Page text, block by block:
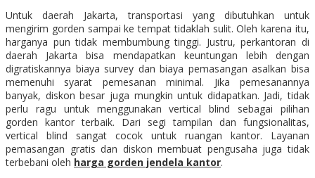
Untuk daerah Jakarta, transportasi yang dibutuhkan untuk
mengirim gorden sampai ke tempat tidaklah sulit. Oleh karena itu,
harganya pun tidak membumbung tinggi. Justru, perkantoran di
daerah Jakarta bisa mendapatkan keuntungan lebih dengan
digratiskannya biaya survey dan biaya pemasangan asalkan bisa
memenuhi syarat pemesanan minimal. Jika pemesanannya
banyak, diskon besar juga mungkin untuk didapatkan. Jadi, tidak
perlu ragu untuk menggunakan vertical blind sebagai pilihan
gorden kantor terbaik. Dari segi tampilan dan fungsionalitas,
vertical blind sangat cocok untuk ruangan kantor. Layanan
pemasangan gratis dan diskon membuat pengusaha juga tidak
terbebani oleh harga gorden jendela kantor.